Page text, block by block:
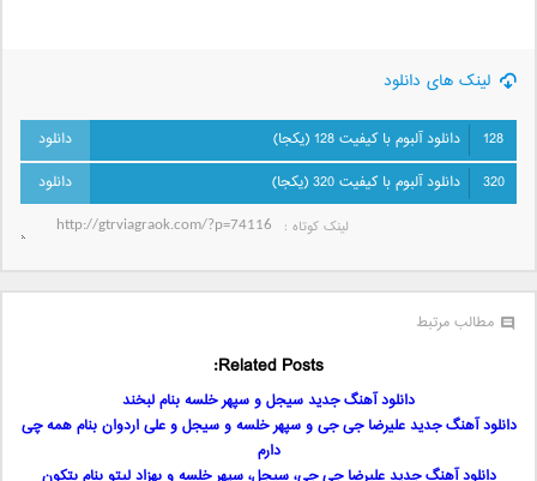
لینک های دانلود
128
دانلود آلبوم با کیفیت 128 (یکجا)
320
دانلود آلبوم با کیفیت 320 (یکجا)
لینک کوتاه‌ :
مطالب مرتبط
Related Posts:
دانلود آهنگ جدید سیجل و سپهر خلسه بنام لبخند
دانلود آهنگ جدید علیرضا جی جی و سپهر خلسه و سیجل و علی اردوان بنام همه چی
دارم